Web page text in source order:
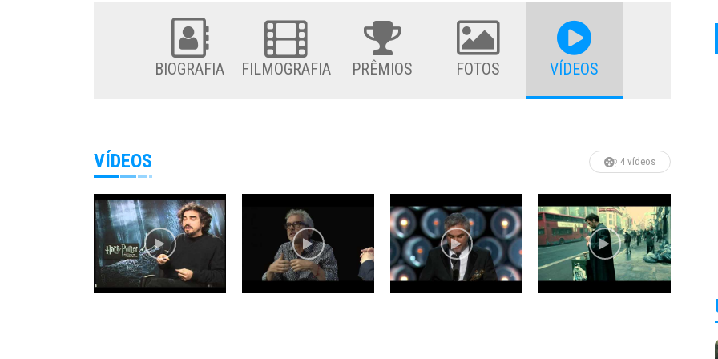
BIOGRAFIA FILMOGRAFIA PRÊMIOS FOTOS VÍDEOS
VÍDEOS 4 vídeos